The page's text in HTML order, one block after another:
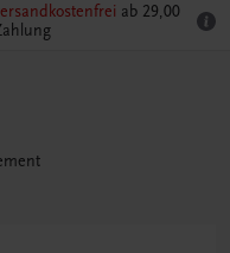
ab 29,00